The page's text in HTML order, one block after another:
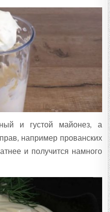
и густой майонез, а
например прованских
и получится намного